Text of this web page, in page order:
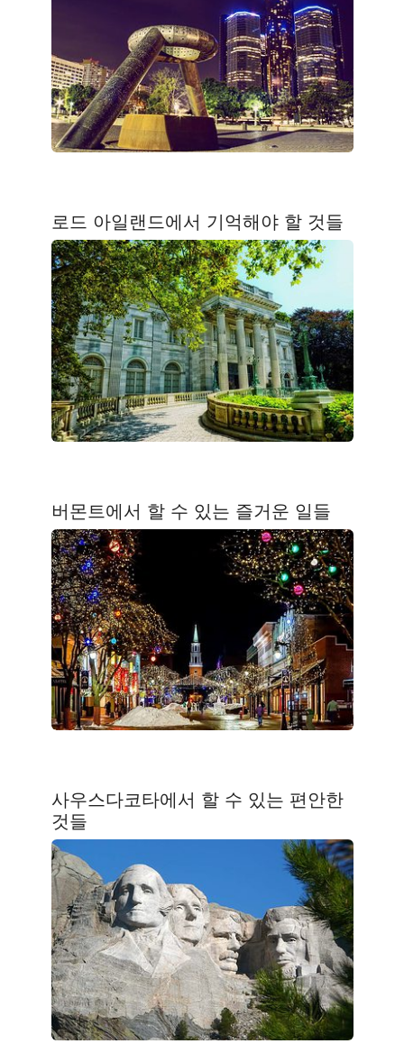
로드 아일랜드에서 기억해야 할 것들
버몬트에서 할 수 있는 즐거운 일들
사우스다코타에서 할 수 있는 편안한
것들